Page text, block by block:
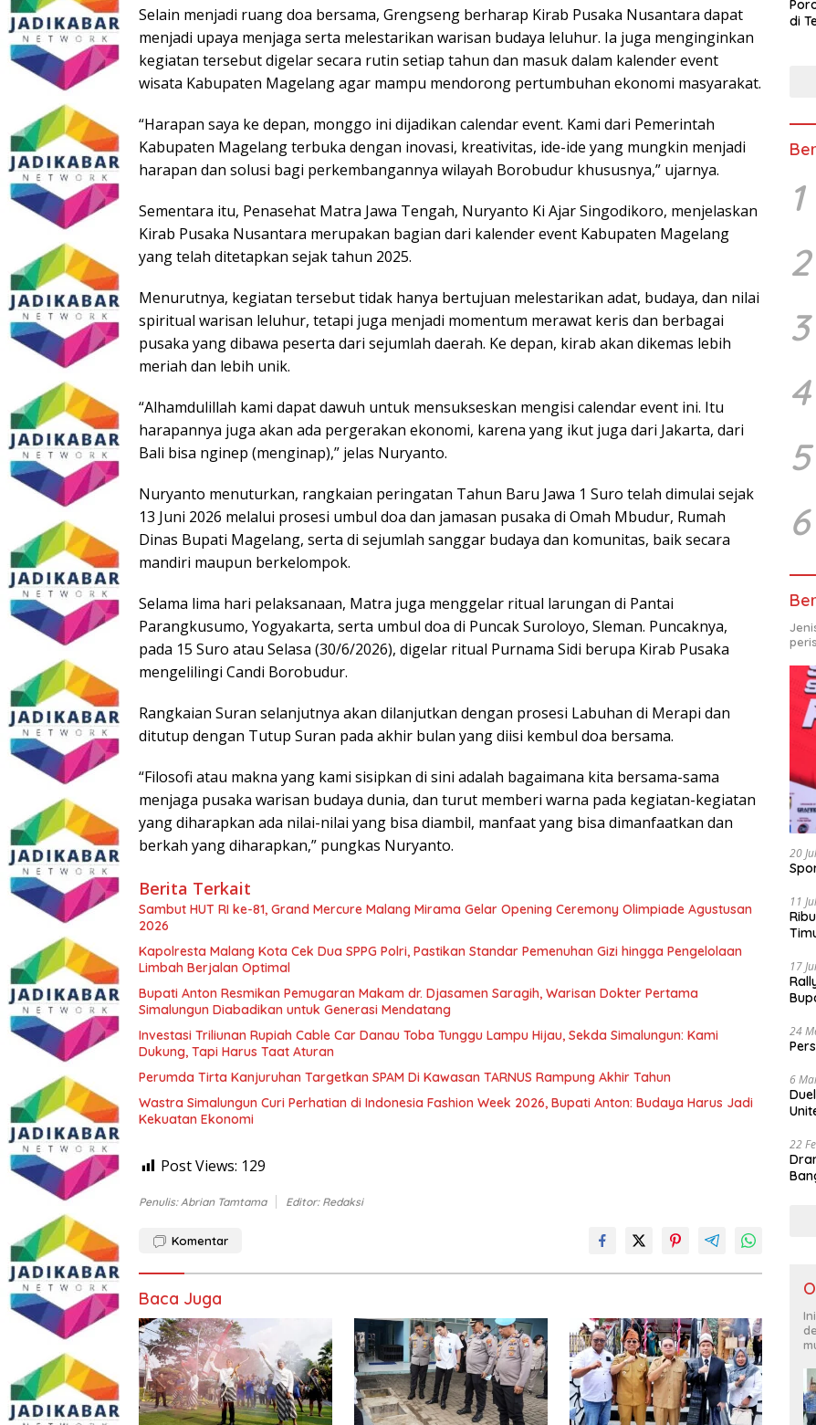
Selain menjadi ruang doa bersama, Grengseng berharap Kirab Pusaka Nusantara dapat
menjadi upaya menjaga serta melestarikan warisan budaya leluhur. Ia juga menginginkan
kegiatan tersebut digelar secara rutin setiap tahun dan masuk dalam kalender event
wisata Kabupaten Magelang agar mampu mendorong pertumbuhan ekonomi masyarakat.
“Harapan saya ke depan, monggo ini dijadikan calendar event. Kami dari Pemerintah
Kabupaten Magelang terbuka dengan inovasi, kreativitas, ide-ide yang mungkin menjadi
harapan dan solusi bagi perkembangannya wilayah Borobudur khususnya,” ujarnya.
Sementara itu, Penasehat Matra Jawa Tengah, Nuryanto Ki Ajar Singodikoro, menjelaskan
Kirab Pusaka Nusantara merupakan bagian dari kalender event Kabupaten Magelang
yang telah ditetapkan sejak tahun 2025.
Menurutnya, kegiatan tersebut tidak hanya bertujuan melestarikan adat, budaya, dan nilai
spiritual warisan leluhur, tetapi juga menjadi momentum merawat keris dan berbagai
pusaka yang dibawa peserta dari sejumlah daerah. Ke depan, kirab akan dikemas lebih
meriah dan lebih unik.
“Alhamdulillah kami dapat dawuh untuk mensukseskan mengisi calendar event ini. Itu
harapannya juga akan ada pergerakan ekonomi, karena yang ikut juga dari Jakarta, dari
Bali bisa nginep (menginap),” jelas Nuryanto.
Nuryanto menuturkan, rangkaian peringatan Tahun Baru Jawa 1 Suro telah dimulai sejak
13 Juni 2026 melalui prosesi umbul doa dan jamasan pusaka di Omah Mbudur, Rumah
Dinas Bupati Magelang, serta di sejumlah sanggar budaya dan komunitas, baik secara
mandiri maupun berkelompok.
Selama lima hari pelaksanaan, Matra juga menggelar ritual larungan di Pantai
Parangkusumo, Yogyakarta, serta umbul doa di Puncak Suroloyo, Sleman. Puncaknya,
pada 15 Suro atau Selasa (30/6/2026), digelar ritual Purnama Sidi berupa Kirab Pusaka
mengelilingi Candi Borobudur.
Rangkaian Suran selanjutnya akan dilanjutkan dengan prosesi Labuhan di Merapi dan
ditutup dengan Tutup Suran pada akhir bulan yang diisi kembul doa bersama.
“Filosofi atau makna yang kami sisipkan di sini adalah bagaimana kita bersama-sama
menjaga pusaka warisan budaya dunia, dan turut memberi warna pada kegiatan-kegiatan
yang diharapkan ada nilai-nilai yang bisa diambil, manfaat yang bisa dimanfaatkan dan
berkah yang diharapkan,” pungkas Nuryanto.
Berita Terkait
Sambut HUT RI ke-81, Grand Mercure Malang Mirama Gelar Opening Ceremony Olimpiade Agustusan
2026
Kapolresta Malang Kota Cek Dua SPPG Polri, Pastikan Standar Pemenuhan Gizi hingga Pengelolaan
Limbah Berjalan Optimal
Bupati Anton Resmikan Pemugaran Makam dr. Djasamen Saragih, Warisan Dokter Pertama
Simalungun Diabadikan untuk Generasi Mendatang
Investasi Triliunan Rupiah Cable Car Danau Toba Tunggu Lampu Hijau, Sekda Simalungun: Kami
Dukung, Tapi Harus Taat Aturan
Perumda Tirta Kanjuruhan Targetkan SPAM Di Kawasan TARNUS Rampung Akhir Tahun
Wastra Simalungun Curi Perhatian di Indonesia Fashion Week 2026, Bupati Anton: Budaya Harus Jadi
Kekuatan Ekonomi
Post Views: 129
Penulis: Abrian Tamtama Editor: Redaksi
Komentar
Baca Juga
di
1
2
3
4
5
6
20
11
17
24
6
22